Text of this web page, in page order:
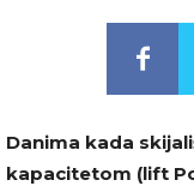
Danima kada
kapacitetom (lift